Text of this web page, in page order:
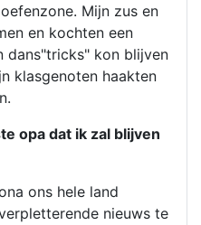
Mijn zus en
en kochten een
kon blijven
klasgenoten haakten
opa dat ik zal blijven
ons hele land
nieuws te